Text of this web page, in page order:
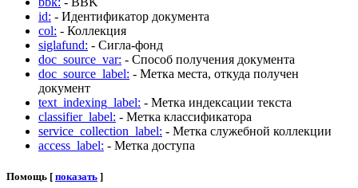
id: - Идентификатор документа
col: - Коллекция
siglafund: - Сигла-фонд
doc_source_var: - Способ получения документа
doc_source_label: - Метка места, откуда получен
документ
text_indexing_label: - Метка индексации текста
classifier_label: - Метка классификатора
service_collection_label: - Метка служебной коллекции
access_label: - Метка доступа
Помощь [ показать ]